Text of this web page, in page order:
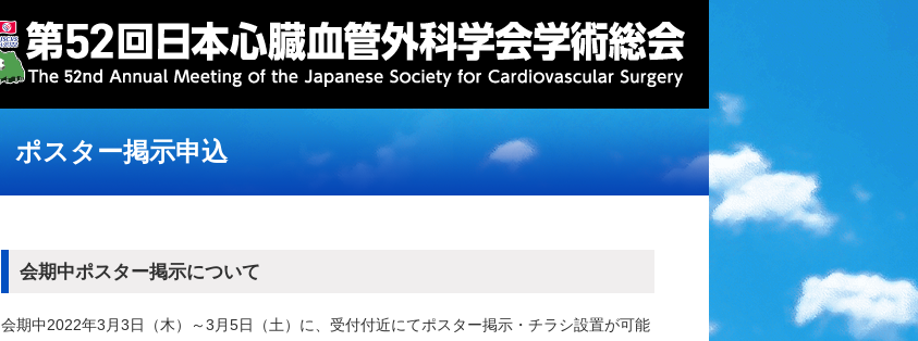
ポスター掲示申込
会期中ポスター掲示について
会期中2022年3月3日（木）～3月5日（土）に、受付付近にてポスター掲示・チラシ設置が可能